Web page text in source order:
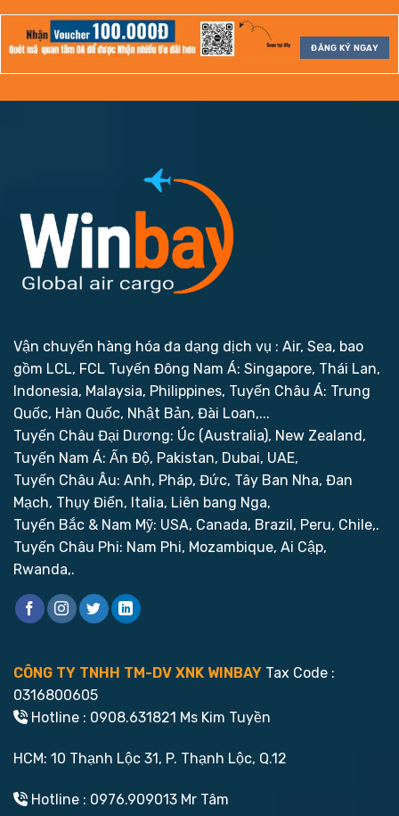
ĐĂNG KÝ NGAY
Vận chuyển hàng hóa đa dạng dịch vụ : Air, Sea, bao
gồm LCL, FCL Tuyến Đông Nam Á: Singapore, Thái Lan,
Indonesia, Malaysia, Philippines, Tuyến Châu Á: Trung
Quốc, Hàn Quốc, Nhật Bản, Đài Loan,...
Tuyến Châu Đại Dương: Úc (Australia), New Zealand,
Tuyến Nam Á: Ấn Độ, Pakistan, Dubai, UAE,
Tuyến Châu Âu: Anh, Pháp, Đức, Tây Ban Nha, Đan
Mạch, Thụy Điển, Italia, Liên bang Nga,
Tuyến Bắc & Nam Mỹ: USA, Canada, Brazil, Peru, Chile,.
Tuyến Châu Phi: Nam Phi, Mozambique, Ai Cập,
Rwanda,.
CÔNG TY TNHH TM-DV XNK WINBAY Tax Code :
0316800605
Hotline : 0908.631821 Ms Kim Tuyền
HCM: 10 Thạnh Lộc 31, P. Thạnh Lộc, Q.12
Hotline : 0976.909013 Mr Tâm